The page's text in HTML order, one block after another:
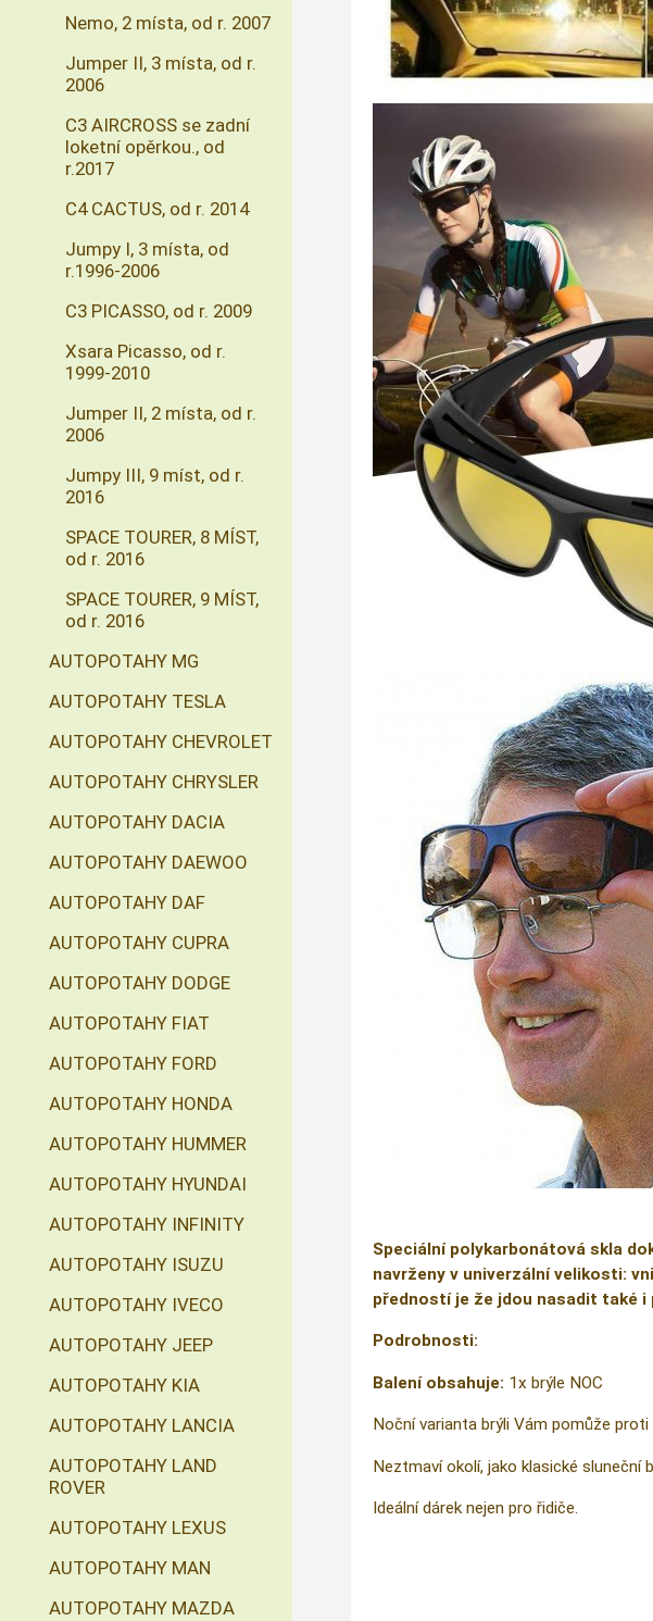
Speciální polykarbonátová skla
navrženy v univerzální velikosti:
předností je že jdou nasadit také
Podrobnosti:
Balení obsahuje: 1x brýle NOC
Noční varianta brýli Vám pomůže
Neztmaví okolí, jako klasické sluneční
Ideální dárek nejen pro řidiče.
Nemo, 2 místa, od r. 2007
Jumper II, 3 místa, od r.
2006
C3 AIRCROSS se zadní
loketní opěrkou., od
r.2017
C4 CACTUS, od r. 2014
Jumpy I, 3 místa, od
r.1996-2006
C3 PICASSO, od r. 2009
Xsara Picasso, od r.
1999-2010
Jumper II, 2 místa, od r.
2006
Jumpy III, 9 míst, od r.
2016
SPACE TOURER, 8 MÍST,
od r. 2016
SPACE TOURER, 9 MÍST,
od r. 2016
AUTOPOTAHY MG
AUTOPOTAHY TESLA
AUTOPOTAHY CHEVROLET
AUTOPOTAHY CHRYSLER
AUTOPOTAHY DACIA
AUTOPOTAHY DAEWOO
AUTOPOTAHY DAF
AUTOPOTAHY CUPRA
AUTOPOTAHY DODGE
AUTOPOTAHY FIAT
AUTOPOTAHY FORD
AUTOPOTAHY HONDA
AUTOPOTAHY HUMMER
AUTOPOTAHY HYUNDAI
AUTOPOTAHY INFINITY
AUTOPOTAHY ISUZU
AUTOPOTAHY IVECO
AUTOPOTAHY JEEP
AUTOPOTAHY KIA
AUTOPOTAHY LANCIA
AUTOPOTAHY LAND
ROVER
AUTOPOTAHY LEXUS
AUTOPOTAHY MAN
AUTOPOTAHY MAZDA